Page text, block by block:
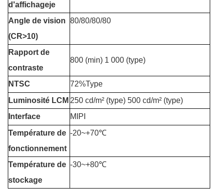
d'affichageje
Angle de vision
(CR>10)
80/80/80/80
Rapport de
contraste
800 (min) 1 000 (type)
NTSC
72%Type
Luminosité LCM 250 cd/m² (type) 500 cd/m² (type)
Interface
MIPI
Température de
fonctionnement
-20~+70℃
Température de
stockage
-30~+80℃